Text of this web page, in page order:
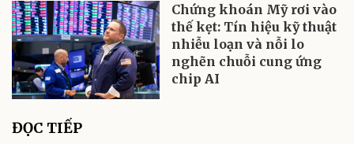
Chứng khoán Mỹ rơi vào
thế kẹt: Tín hiệu kỹ thuật
nhiễu loạn và nỗi lo
nghẽn chuỗi cung ứng
chip AI
ĐỌC TIẾP